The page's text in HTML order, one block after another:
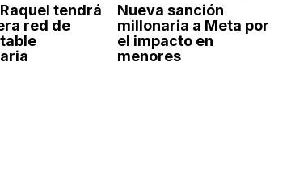
tendrá
red de
Nueva sanción
millonaria a Meta por
el impacto en
menores